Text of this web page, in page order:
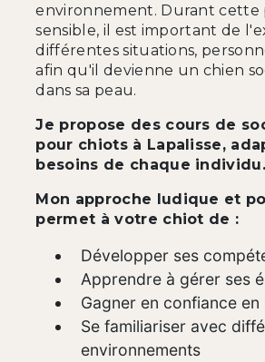
environnement. Durant cette
sensible, il est important de
différentes situations,
afin qu'il devienne un chien
dans sa peau.
Je propose des cours de
pour chiots à Lapalisse,
besoins de chaque individu.
Mon approche ludique et
permet à votre chiot de :
Développer ses
Apprendre à gérer ses
Gagner en confiance en
Se familiariser avec
environnements